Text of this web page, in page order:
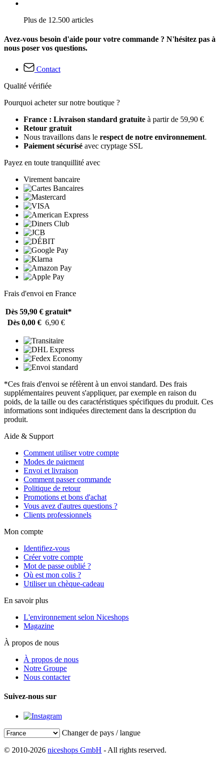
Plus de 12.500 articles
Avez-vous besoin d'aide pour votre commande ? N'hésitez pas à
nous poser vos questions.
Contact
Qualité vérifiée
Pourquoi acheter sur notre boutique ?
France : Livraison standard gratuite à partir de 59,90 €
Retour gratuit
Nous travaillons dans le respect de notre environnement.
Paiement sécurisé avec cryptage SSL
Payez en toute tranquillité avec
Virement bancaire
Frais d'envoi en France
Dès 59,90 € gratuit*
Dès 0,00 € 6,90 €
*Ces frais d'envoi se réfèrent à un envoi standard. Des frais
supplémentaires peuvent s'appliquer, par exemple en raison du
poids, de la taille ou des caractéristiques spécifiques du produit. Ces
informations sont indiquées directement dans la description du
produit.
Aide & Support
Comment utiliser votre compte
Modes de paiement
Envoi et livraison
Comment passer commande
Politique de retour
Promotions et bons d'achat
Vous avez d'autres questions ?
Clients professionnels
Mon compte
Identifiez-vous
Créer votre compte
Mot de passe oublié ?
Où est mon colis ?
Utiliser un chèque-cadeau
En savoir plus
L'environnement selon Niceshops
Magazine
À propos de nous
À propos de nous
Notre Groupe
Nous contacter
Suivez-nous sur
Changer de pays / langue
© 2010-2026 niceshops GmbH - All rights reserved.